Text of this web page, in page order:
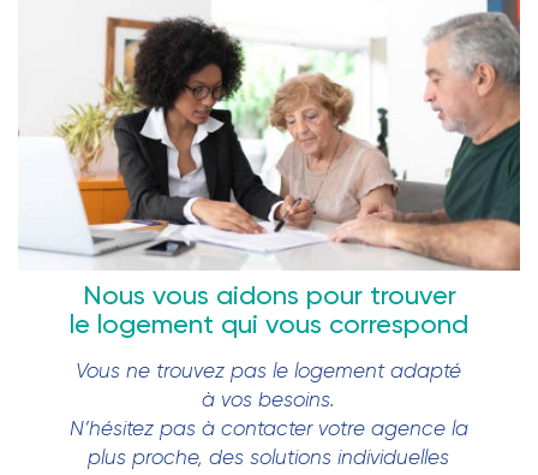
Nous vous aidons pour trouver
le logement qui vous correspond
Vous ne trouvez pas le logement adapté
à vos besoins.
N’hésitez pas à contacter votre agence la
plus proche, des solutions individuelles